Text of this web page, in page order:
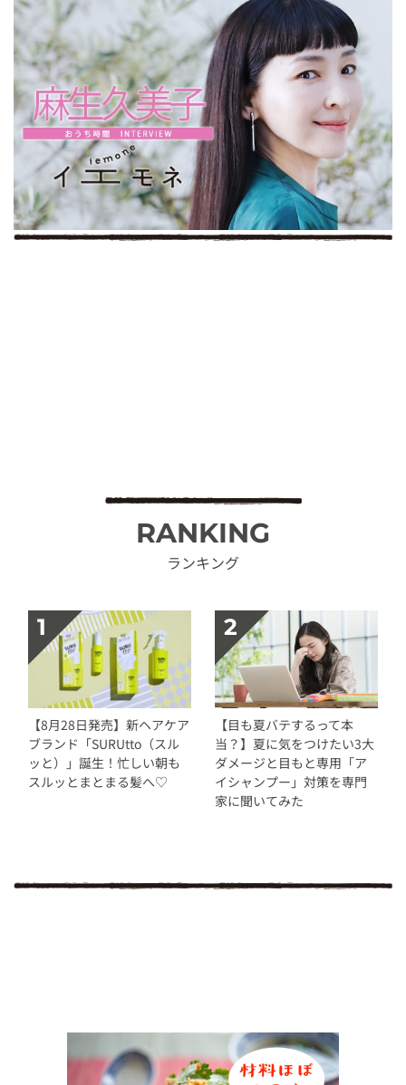
RANKING
ランキング
【8月28日発売】新ヘアケア
ブランド「SURUtto（スル
ッと）」誕生！忙しい朝も
スルッとまとまる髪へ♡
【目も夏バテするって本
当？】夏に気をつけたい3大
ダメージと目もと専用「ア
イシャンプー」対策を専門
家に聞いてみた